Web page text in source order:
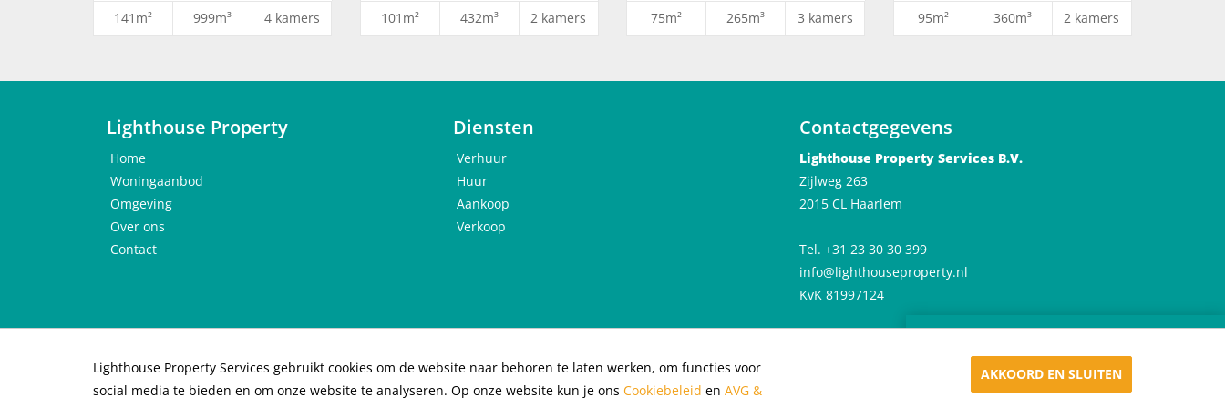
Lighthouse Property Services gebruikt cookies om de website naar behoren te laten werken, om functies voor
social media te bieden en om onze website te analyseren. Op onze website kun je ons Cookiebeleid en AVG &
AKKOORD EN SLUITEN
Maisonnette met 2 verdiepingen
Ruim terras
GEEN GAS IN HET GEHELE COMPLEX;
Vloerverwarming en -koeling;
Minimaal huurperiode is 12 maanden, onbepaalde huurovereenkomst;
Borg maximaal 2 maanden;
Niet geschikte voor studenten of kandidaten zonder inkomsten of vermogen (ook niet met een borgsteller).
Huisdieren wel toegestaan.
141m² 999m³ 4 kamers 101m² 432m³ 2 kamers 75m² 265m³ 3 kamers 95m² 360m³ 2 kamers
Lighthouse Property
Home
Woningaanbod
Omgeving
Over ons
Contact
Diensten
Verhuur
Huur
Aankoop
Verkoop
Contactgegevens
Lighthouse Property Services B.V.
Zijlweg 263
2015 CL Haarlem
Tel. +31 23 30 30 399
info@lighthouseproperty.nl
KvK 81997124
© 2026 Lighthouse Property Services B.V. |
Protocol for allocation of rental properties |
×
Huren in De Meester
Appartementen in Haarlem